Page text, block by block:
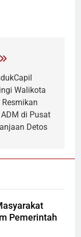
Walikota
Resmikan
di Pusat
Detos
Pemerintah